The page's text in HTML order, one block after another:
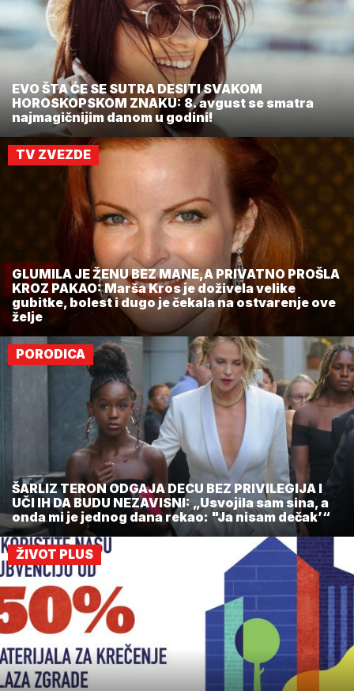
EVO ŠTA ĆE SE SUTRA DESITI SVAKOM
HOROSKOPSKOM ZNAKU: 8. avgust se smatra
najmagičnijim danom u godini!
TV ZVEZDE
GLUMILA JE ŽENU BEZ MANE,A PRIVATNO PROŠLA
KROZ PAKAO: Marša Kros je doživela velike
gubitke, bolest i dugo je čekala na ostvarenje ove
želje
PORODICA
ŠARLIZ TERON ODGAJA DECU BEZ PRIVILEGIJA I
UČI IH DA BUDU NEZAVISNI: „Usvojila sam sina, a
onda mi je jednog dana rekao: "Ja nisam dečak’“
ŽIVOT PLUS